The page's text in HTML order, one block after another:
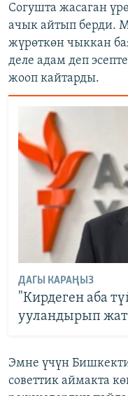
Согушта жасаган
ачык айтып берди.
жүрөткөн чыккан
деле адам деп
жооп кайтарды.
ДАГЫ КАРАҢЫЗ
"Кирдеген аба
ууландырып
Эмне үчүн
советтик аймакта